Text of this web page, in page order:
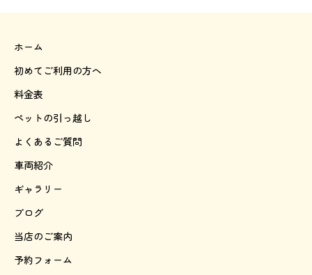
ホーム
初めてご利用の方へ
料金表
ペットの引っ越し
よくあるご質問
車両紹介
ギャラリー
ブログ
当店のご案内
予約フォーム